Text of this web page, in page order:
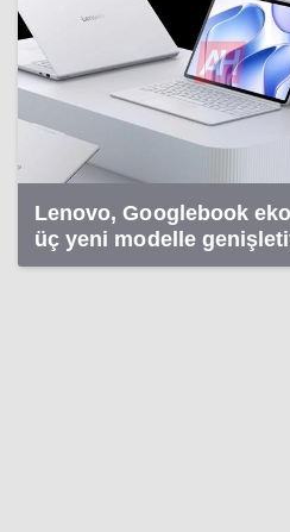
Lenovo, Googlebook
üç yeni modelle